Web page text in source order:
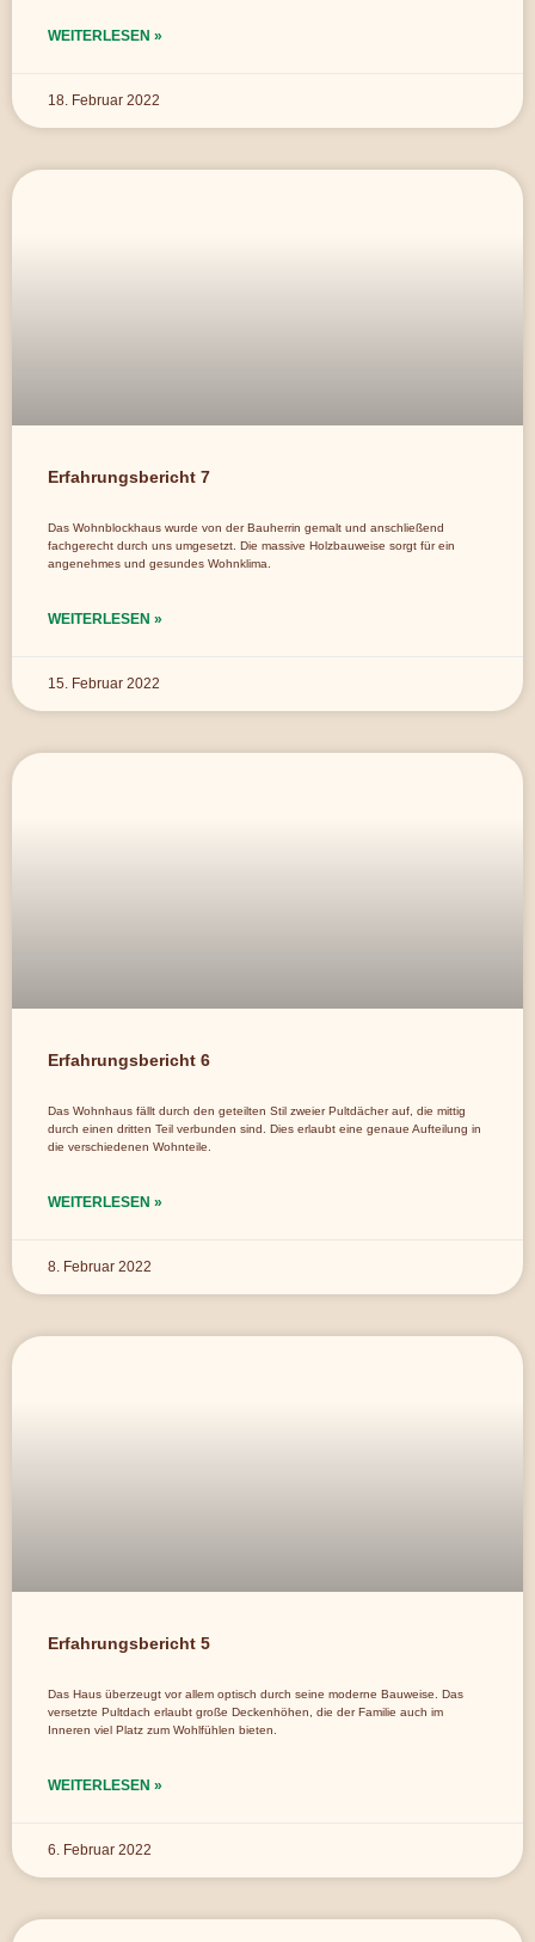
WEITERLESEN »
18. Februar 2022
Erfahrungsbericht 7
Das Wohnblockhaus wurde von der Bauherrin gemalt und anschließend
fachgerecht durch uns umgesetzt. Die massive Holzbauweise sorgt für ein
angenehmes und gesundes Wohnklima.
WEITERLESEN »
15. Februar 2022
Erfahrungsbericht 6
Das Wohnhaus fällt durch den geteilten Stil zweier Pultdächer auf, die mittig
durch einen dritten Teil verbunden sind. Dies erlaubt eine genaue Aufteilung in
die verschiedenen Wohnteile.
WEITERLESEN »
8. Februar 2022
Erfahrungsbericht 5
Das Haus überzeugt vor allem optisch durch seine moderne Bauweise. Das
versetzte Pultdach erlaubt große Deckenhöhen, die der Familie auch im
Inneren viel Platz zum Wohlfühlen bieten.
WEITERLESEN »
6. Februar 2022